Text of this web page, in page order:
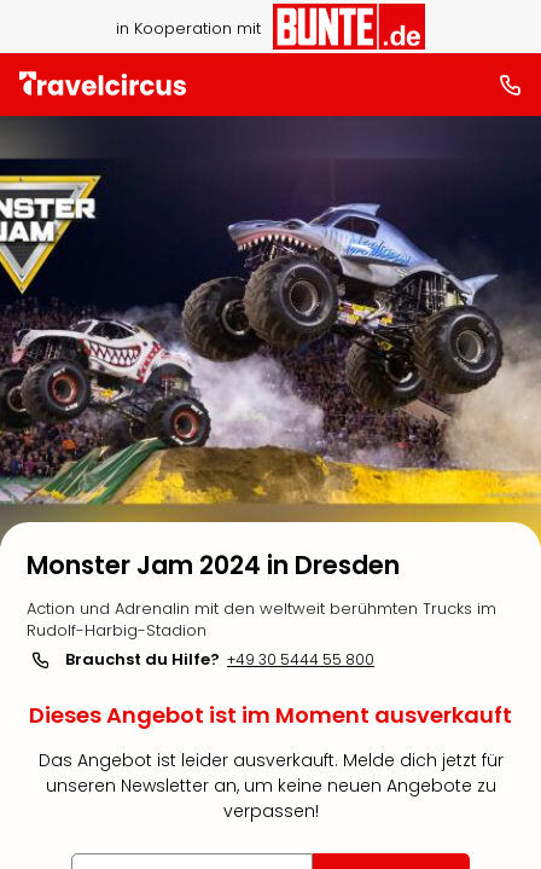
in Kooperation mit
Monster Jam 2024 in Dresden
Action und Adrenalin mit den weltweit berühmten Trucks im
Rudolf-Harbig-Stadion
Brauchst du Hilfe? +49 30 5444 55 800
Dieses Angebot ist im Moment ausverkauft
Das Angebot ist leider ausverkauft. Melde dich jetzt für
unseren Newsletter an, um keine neuen Angebote zu
verpassen!